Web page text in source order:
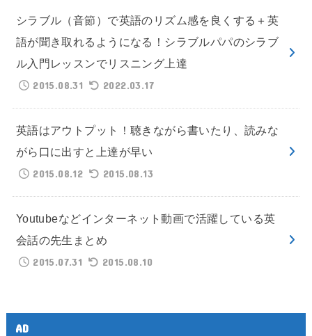
シラブル（音節）で英語のリズム感を良くする＋英
語が聞き取れるようになる！シラブルパパのシラブ
ル入門レッスンでリスニング上達
2015.08.31
2022.03.17
英語はアウトプット！聴きながら書いたり、読みな
がら口に出すと上達が早い
2015.08.12
2015.08.13
Youtubeなどインターネット動画で活躍している英
会話の先生まとめ
2015.07.31
2015.08.10
AD